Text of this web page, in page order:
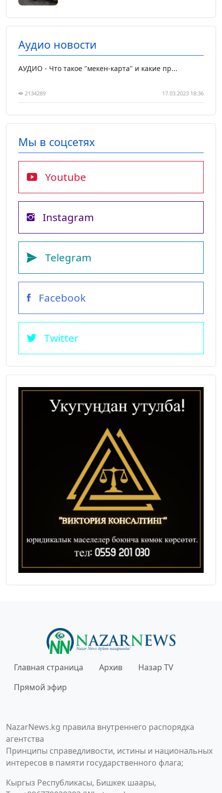
Аудио новости
АУДИО - Что такое "мекен-карта" и какие пр...
2134289 17.03.2023 18:36
Мы в соцсетях
Youtube
Instagram
Telegram
Facebook
Twitter
Главная страница Архив
Назар TV
Прямой эфир
NazarNews.kg правила внутреннего распорядка
агентства
Принципы справедливости, истины и национальных
интересов в памяти государственного флага;
Кыргыз Республикасы, Бишкек шаары,